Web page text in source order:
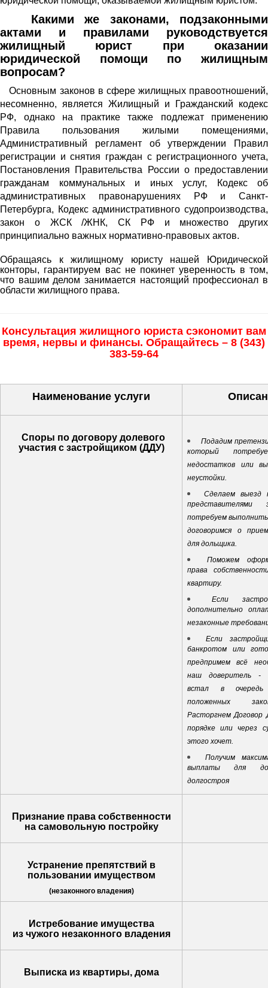
Какими же законами, подзаконными
актами и правилами руководствуется
жилищный юрист при оказании
юридической помощи по жилищным
вопросам?
Основным законов в сфере жилищных правоотношений,
несомненно, является Жилищный и Гражданский кодекс
РФ, однако на практике также подлежат применению
Правила пользования жилыми помещениями,
Административный регламент об утверждении Правил
регистрации и снятия граждан с регистрационного учета,
Постановления Правительства России о предоставлении
гражданам коммунальных и иных услуг, Кодекс об
административных правонарушениях РФ и Санкт-
Петербурга, Кодекс административного судопроизводства,
закон о ЖСК /ЖНК, СК РФ и множество других
принципиально важных нормативно-правовых актов.
Обращаясь к жилищному юристу нашей Юридической
конторы, гарантируем вас не покинет уверенность в том,
что вашим делом занимается настоящий профессионал в
области жилищного права.
Консультация жилищного юриста сэкономит вам
время, нервы и финансы. Обращайтесь – 8 (343)
383-59-64
Наименование услуги
Споры по договору долевого
участия с застройщиком (ДДУ)
Подадим
который
недостатков или
неустойки.
Сделаем выезд
представителями
потребуем
договоримся о
для дольщика.
Поможем
права
квартиру.
Если
дополнительно
незаконные
Если
банкротом или
предпримем всё
наш доверитель -
встал в
положенных
Расторгнем Договор
порядке или через
этого хочет.
Получим
выплаты для
долгостроя
Признание права собственности
на самовольную постройку
Устранение препятствий в
пользовании имуществом
(незаконного владения)
Истребование имущества
из чужого незаконного владения
Выписка из квартиры, дома